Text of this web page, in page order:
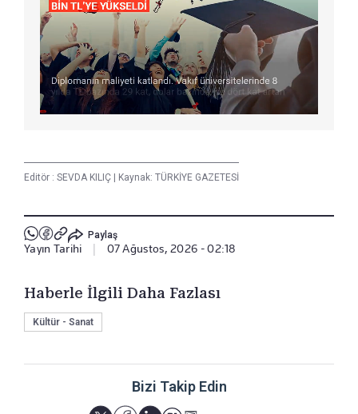
Editör : SEVDA KILIÇ Kaynak: TÜRKİYE GAZETESİ
Paylaş
Yayın Tarihi 07 Ağustos, 2026 - 02:18
Haberle İlgili Daha Fazlası
Kültür - Sanat
Bizi Takip Edin